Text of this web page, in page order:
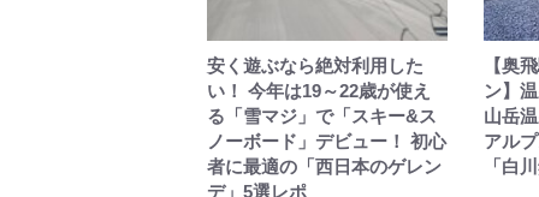
安く遊ぶなら絶対利用した
い！ 今年は19～22歳が使え
る「雪マジ」で「スキー&ス
ノーボード」デビュー！ 初心
者に最適の「西日本のゲレン
デ」5選レポ
【奥
ン】
山岳
アル
「白